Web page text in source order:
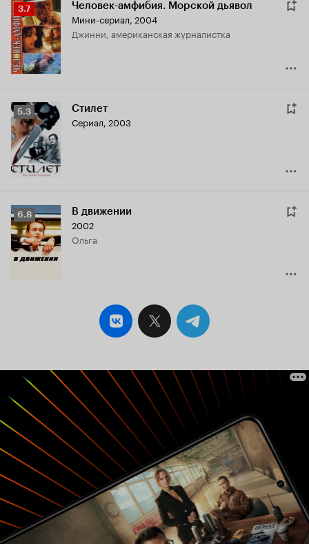
Рейтинг
Кинопоиска
3.7
3.7 Человек-амфибия. Морской дьявол
Мини-сериал, 2004
Джинни, американская журналистка
Рейтинг
Кинопоиска
5.3
5.3 Стилет
Сериал, 2003
Рейтинг
Кинопоиска
6.8
6.8 В движении
2002
Ольга